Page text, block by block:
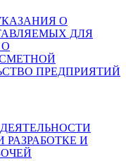
О
ДЛЯ
ПРЕДПРИЯТИЙ
И